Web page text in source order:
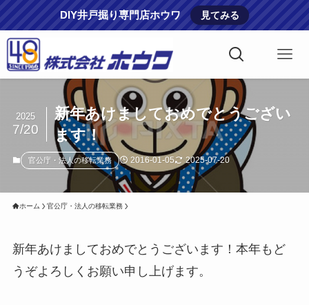
DIY井戸掘り専門店ホウワ 見てみる
新年あけましておめでとうござい
ます！
2025
7/20
官公庁・法人の移転業務 2016-01-05 2025-07-20
ホーム 官公庁・法人の移転業務
新年あけましておめでとうございます！本年もど
うぞよろしくお願い申し上げます。